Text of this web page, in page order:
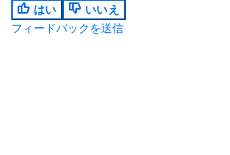
はい
いいえ
フィードバックを送信